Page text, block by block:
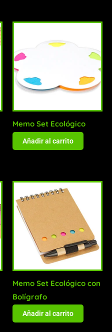
Memo Set Ecológico
Añadir al carrito
Memo Set Ecológico con
Bolígrafo
Añadir al carrito